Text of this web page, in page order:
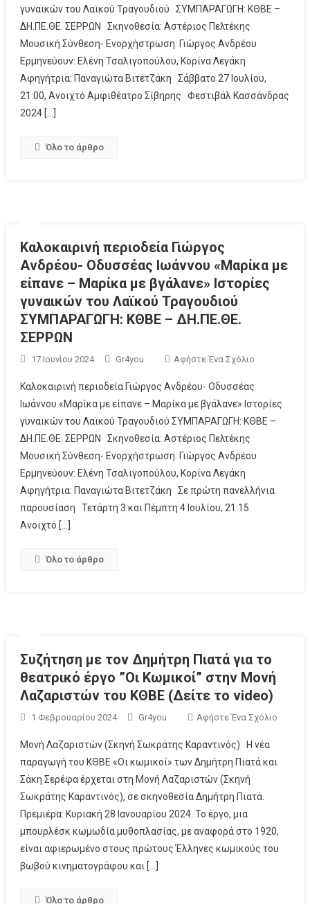
γυναικών του Λαϊκού Τραγουδιού ΣΥΜΠΑΡΑΓΩΓΗ: ΚΘΒΕ –
ΔΗ.ΠΕ.ΘΕ. ΣΕΡΡΩΝ Σκηνοθεσία: Αστέριος Πελτέκης
Μουσική Σύνθεση- Ενορχήστρωση: Γιώργος Ανδρέου
Ερμηνεύουν: Ελένη Τσαλιγοπούλου, Κορίνα Λεγάκη
Αφηγήτρια: Παναγιώτα Βιτετζάκη Σάββατο 27 Ιουλίου,
21:00, Ανοιχτό Αμφιθέατρο Σίβηρης Φεστιβάλ Κασσάνδρας
2024 […]
Όλο το άρθρο
Καλοκαιρινή περιοδεία Γιώργος
Ανδρέου- Οδυσσέας Ιωάννου «Μαρίκα με
είπανε – Μαρίκα με βγάλανε» Ιστορίες
γυναικών του Λαϊκού Τραγουδιού
ΣΥΜΠΑΡΑΓΩΓΗ: ΚΘΒΕ – ΔΗ.ΠΕ.ΘΕ.
ΣΕΡΡΩΝ
17 Ιουνίου 2024 Gr4you Αφήστε Ένα Σχόλιο
Καλοκαιρινή περιοδεία Γιώργος Ανδρέου- Οδυσσέας
Ιωάννου «Μαρίκα με είπανε – Μαρίκα με βγάλανε» Ιστορίες
γυναικών του Λαϊκού Τραγουδιού ΣΥΜΠΑΡΑΓΩΓΗ: ΚΘΒΕ –
ΔΗ.ΠΕ.ΘΕ. ΣΕΡΡΩΝ Σκηνοθεσία: Αστέριος Πελτέκης
Μουσική Σύνθεση- Ενορχήστρωση: Γιώργος Ανδρέου
Ερμηνεύουν: Ελένη Τσαλιγοπούλου, Κορίνα Λεγάκη
Αφηγήτρια: Παναγιώτα Βιτετζάκη Σε πρώτη πανελλήνια
παρουσίαση Τετάρτη 3 και Πέμπτη 4 Ιουλίου, 21:15
Ανοιχτό […]
Όλο το άρθρο
Συζήτηση με τον Δημήτρη Πιατά για το
θεατρικό έργο ”Οι Κωμικοί” στην Μονή
Λαζαριστών του ΚΘΒΕ (Δείτε το video)
1 Φεβρουαρίου 2024 Gr4you Αφήστε Ένα Σχόλιο
Μονή Λαζαριστών (Σκηνή Σωκράτης Καραντινός) Η νέα
παραγωγή του ΚΘΒΕ «Οι κωμικοί» των Δημήτρη Πιατά και
Σάκη Σερέφα έρχεται στη Μονή Λαζαριστών (Σκηνή
Σωκράτης Καραντινός), σε σκηνοθεσία Δημήτρη Πιατά.
Πρεμιέρα: Κυριακή 28 Ιανουαρίου 2024. Το έργο, μια
μπουρλέσκ κωμωδία μυθοπλασίας, με αναφορά στο 1920,
είναι αφιερωμένο στους πρώτους Έλληνες κωμικούς του
βωβού κινηματογράφου και […]
Όλο το άρθρο